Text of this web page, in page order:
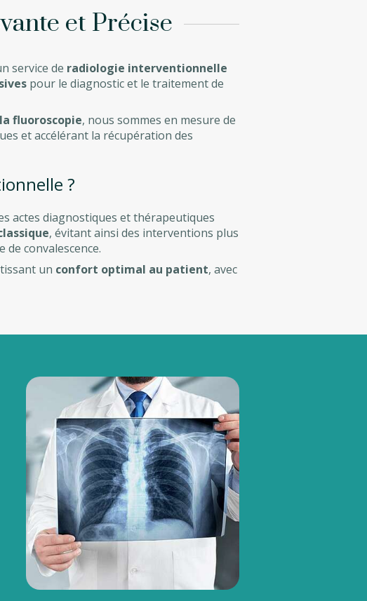
et Précise
service de radiologie interventionnelle
pour le diagnostic et le traitement de
fluoroscopie, nous sommes en mesure de
et accélérant la récupération des
?
actes diagnostiques et thérapeutiques
, évitant ainsi des interventions plus
convalescence.
un confort optimal au patient, avec